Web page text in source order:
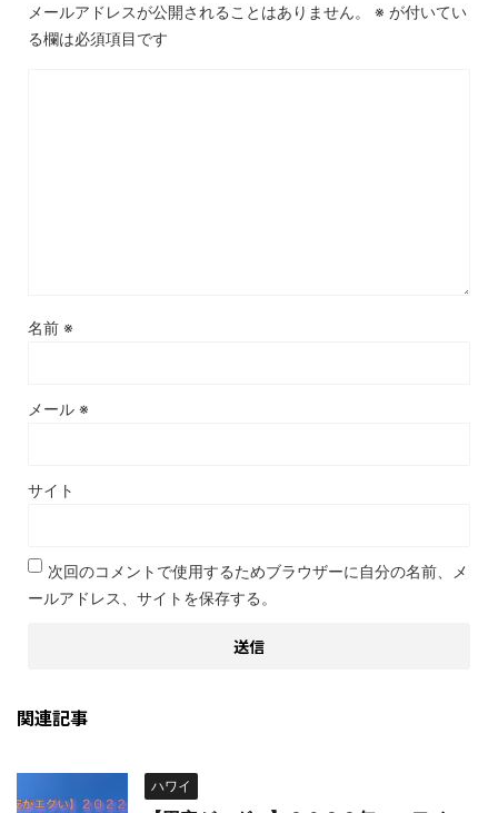
メールアドレスが公開されることはありません。 ※ が付いてい
る欄は必須項目です
名前 ※
メール ※
サイト
次回のコメントで使用するためブラウザーに自分の名前、メ
ールアドレス、サイトを保存する。
関連記事
ハワイ